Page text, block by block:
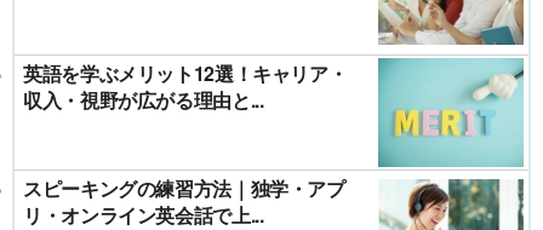
英語を学ぶメリット12選！キャリア・
収入・視野が広がる理由と...
スピーキングの練習方法｜独学・アプ
リ・オンライン英会話で上...